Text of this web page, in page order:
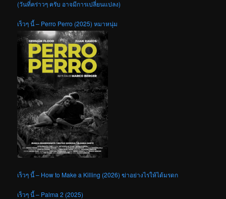
(วันที่คร่าวๆ ครับ อาจมีการเปลี่ยนแปลง)
เร็วๆ นี้ – Perro Perro (2025) หมาหนุ่ม
เร็วๆ นี้ – How to Make a Killing (2026) ฆ่าอย่างไรให้ได้มรดก
เร็วๆ นี้ – Palma 2 (2025)